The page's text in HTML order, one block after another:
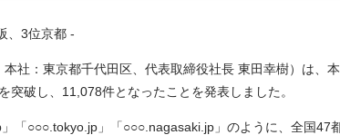
、3位京都 ‐
社：東京都千代田区、代表取締役社長 東田幸樹）は、
破し、11,078件となったことを発表しました。
「○○○.tokyo.jp」「○○○.nagasaki.jp」のように、全国47